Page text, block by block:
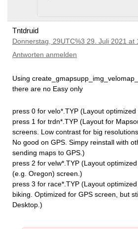
Tntdruid
Donnerstag, 29UTC%3 29. Juli 2021 at
Antworten anmelden
Using
there are no Easy only
press 0 for velo*.TYP (Layout
press 1 for trdn*.TYP (Layout for
screens. Low contrast for big
No good on GPS. Simpy reinstall with
sending maps to GPS.)
press 2 for velw*.TYP (Layout
(e.g. Oregon) screen.)
press 3 for race*.TYP (Layout
biking. Optimized for GPS screen, but
Desktop.)